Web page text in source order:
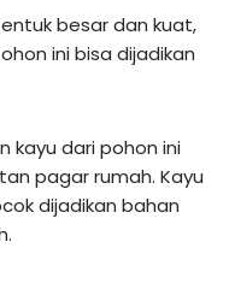
besar dan kuat,
ini bisa dijadikan
kayu dari pohon ini
pagar rumah. Kayu
dijadikan bahan